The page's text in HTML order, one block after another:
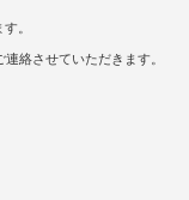
。
絡させていただきます。